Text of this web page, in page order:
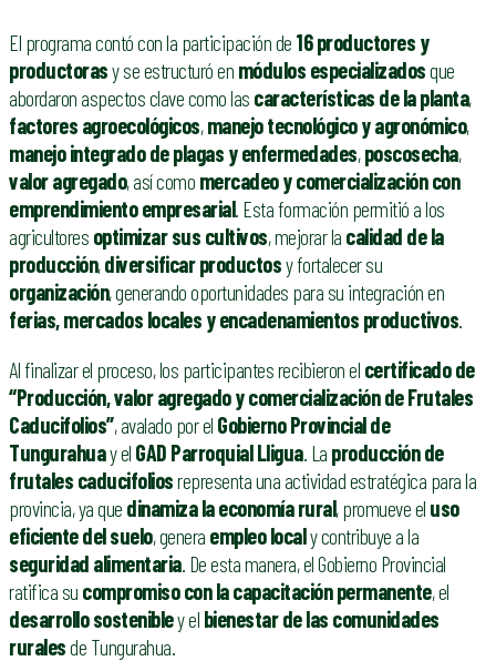
El programa contó con la participación de 16 productores y
productorasy se estructuró en módulos especializadosque
abordaron aspectos clave como las características de la planta,
factores agroecológicos,manejo tecnológico y agronómico,
manejo integrado de plagas y enfermedades,poscosecha,
valor agregado, así como mercadeo y comercialización con
emprendimiento empresarial. Esta formación permitió a los
agricultores optimizar sus cultivos, mejorar la calidad de la
producción,diversificar productosy fortalecer su
organización, generando oportunidades para su integración en
ferias, mercados locales y encadenamientos productivos.
Al finalizar el proceso, los participantes recibieron el certificado de
“Producción, valor agregado y comercialización de Frutales
Caducifolios”, avalado por el Gobierno Provincial de
Tungurahuay el GAD Parroquial Lligua. La producción de
frutales caducifoliosrepresenta una actividad estratégica para la
provincia, ya que dinamiza la economía rural, promueve el uso
eficiente del suelo, genera empleo localy contribuye a la
seguridad alimentaria. De esta manera, el Gobierno Provincial
ratifica su compromiso con la capacitación permanente, el
desarrollo sostenibley el bienestar de las comunidades
ruralesde Tungurahua.